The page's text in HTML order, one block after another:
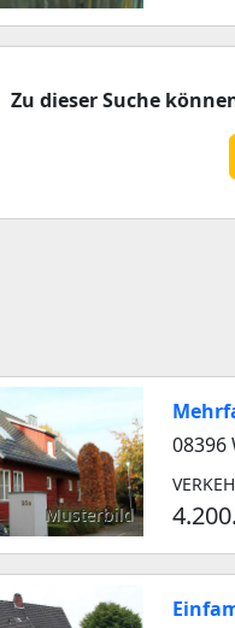
Zu dieser Suche
Musterbild
08396